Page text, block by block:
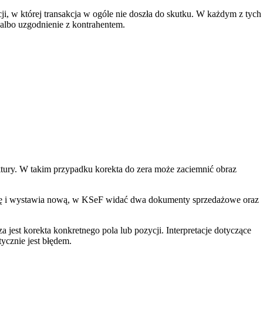
w której transakcja w ogóle nie doszła do skutku. W każdym z tych
uzgodnienie z kontrahentem.
W takim przypadku korekta do zera może zaciemnić obraz
i wystawia nową, w KSeF widać dwa dokumenty sprzedażowe oraz
jest korekta konkretnego pola lub pozycji. Interpretacje dotyczące
jest błędem.